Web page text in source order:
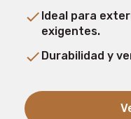
Ideal para
exigentes.
Durabilidad y